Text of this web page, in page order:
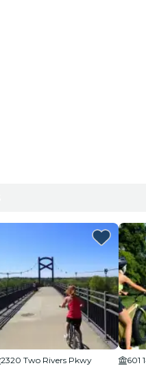
2320 Two Rivers Pkwy
601